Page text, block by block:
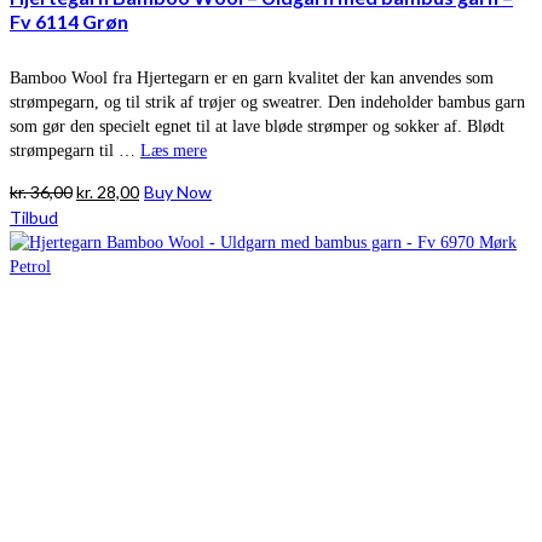
Fv 6114 Grøn
Bamboo Wool fra Hjertegarn er en garn kvalitet der kan anvendes som
strømpegarn, og til strik af trøjer og sweatrer. Den indeholder bambus garn
som gør den specielt egnet til at lave bløde strømper og sokker af. Blødt
strømpegarn til … Læs mere
kr.36,00Den
pris
kr. 28,00Den
pris
Buy Now
Tilbud